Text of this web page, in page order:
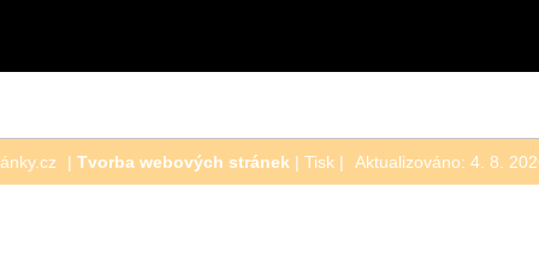
| Tvorba webových stránek | Tisk| Aktualizováno: 4. 8.